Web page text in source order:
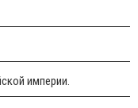
империи.